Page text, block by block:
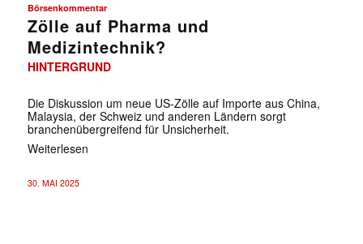
Börsenkommentar
Zölle auf Pharma und
Medizintechnik?
HINTERGRUND
Die Diskussion um neue US-Zölle auf Importe aus China,
Malaysia, der Schweiz und anderen Ländern sorgt
branchenübergreifend für Unsicherheit.
Weiterlesen
30. MAI 2025